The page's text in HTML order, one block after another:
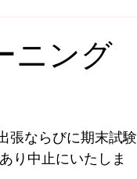
スクールQ&A
ニング
張ならびに期末試験
り中止にいたしま